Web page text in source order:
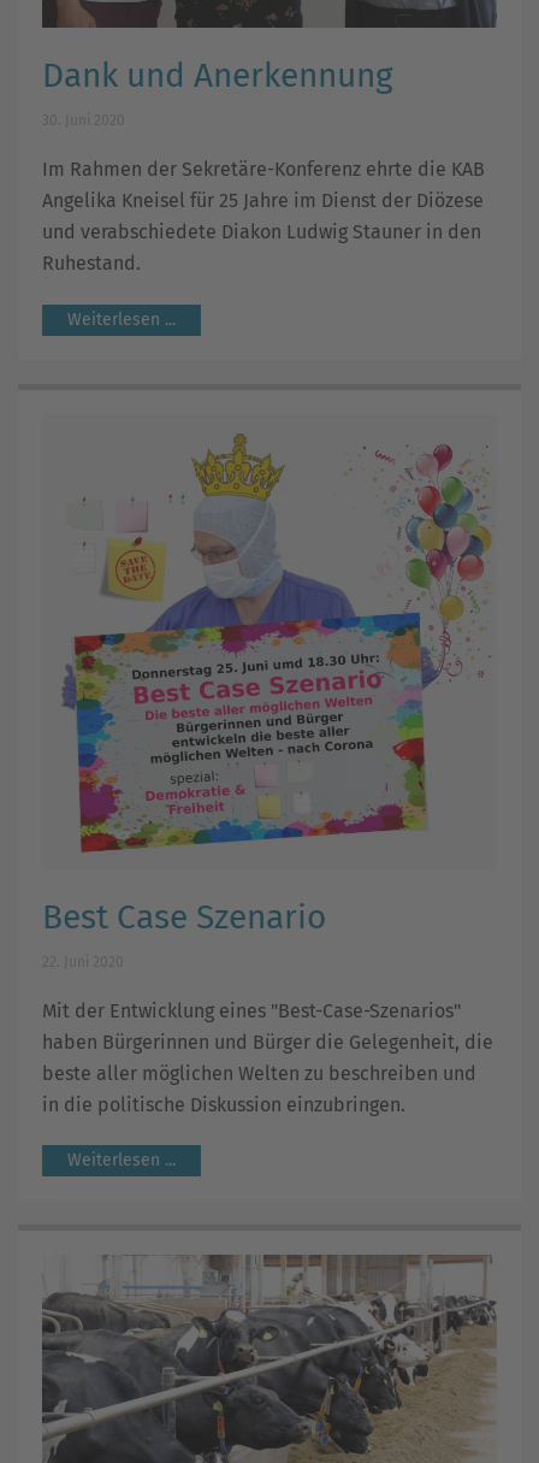
Dank und Anerkennung
Im Rahmen der Sekretäre-Konferenz ehrte die KAB
Angelika Kneisel für 25 Jahre im Dienst der Diözese
und verabschiedete Diakon Ludwig Stauner in den
Ruhestand.
Weiterlesen ...
Best Case Szenario
Mit der Entwicklung eines "Best-Case-Szenarios"
haben Bürgerinnen und Bürger die Gelegenheit, die
beste aller möglichen Welten zu beschreiben und
in die politische Diskussion einzubringen.
Weiterlesen ...